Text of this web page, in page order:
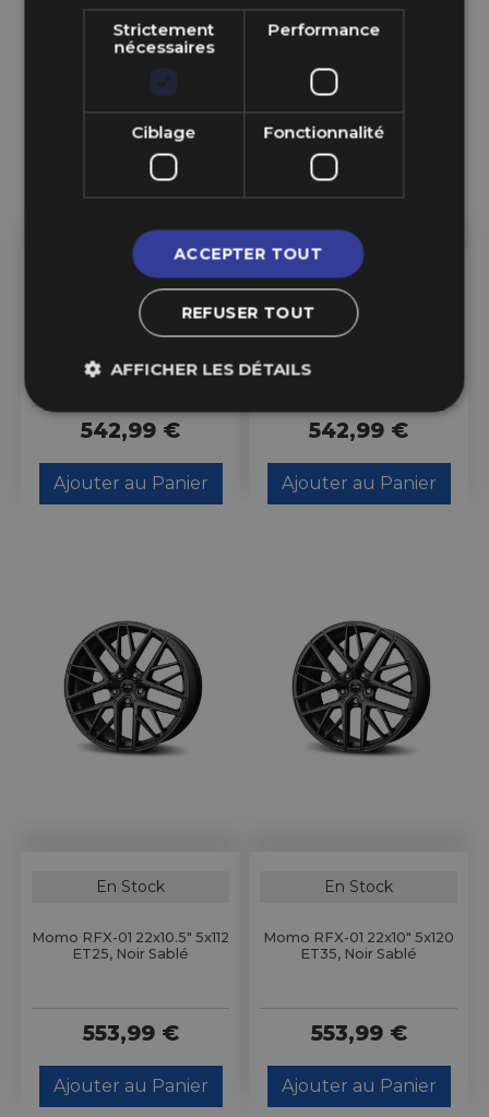
En Stock
Momo RFX-01 22x9" 5x120
542,99 €
Ajouter au Panier
En Stock
Momo RFX-01 22x9" 5x108
542,99 €
Ajouter au Panier
En Stock
Momo RFX-01 22x10.5" 5x112
ET25, Noir Sablé
553,99 €
Ajouter au Panier
En Stock
Momo RFX-01 22x10" 5x120
ET35, Noir Sablé
553,99 €
Ajouter au Panier
Strictement
nécessaires
Performance
Ciblage Fonctionnalité
ACCEPTER TOUT
REFUSER TOUT
AFFICHER LES DÉTAILS